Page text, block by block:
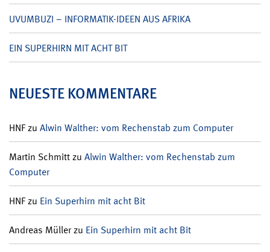
UVUMBUZI – INFORMATIK-IDEEN AUS AFRIKA
EIN SUPERHIRN MIT ACHT BIT
NEUESTE KOMMENTARE
HNFzu Alwin Walther: vom Rechenstab zum Computer
Martin Schmittzu Alwin Walther: vom Rechenstab zum
Computer
HNFzu Ein Superhirn mit acht Bit
Andreas Müllerzu Ein Superhirn mit acht Bit